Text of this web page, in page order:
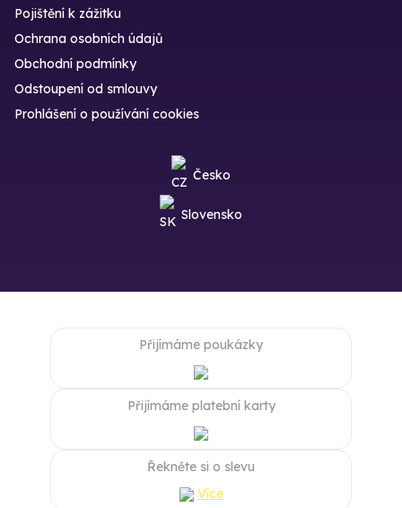
Pojištění k zážitku
Ochrana osobních údajů
Obchodní podmínky
Odstoupení od smlouvy
Prohlášení o používání cookies
Česko
Slovensko
Přijímáme poukázky
Přijímáme platební karty
Řekněte si o slevu
Více